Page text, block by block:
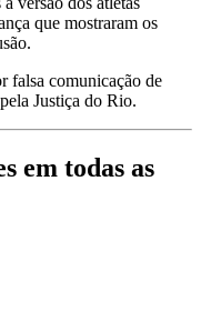
que mostraram os
falsa comunicação de
Justiça do Rio.
em todas as